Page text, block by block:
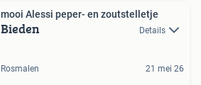
mooi Alessi peper- en zoutstelletje
Bieden Details
Rosmalen 21 mei 26